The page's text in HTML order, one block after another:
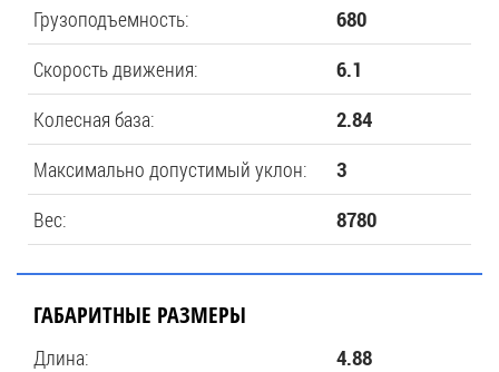
Грузоподъемность: 680
Скорость движения: 6.1
Колесная база: 2.84
Максимально допустимый уклон: 3
Вес: 8780
ГАБАРИТНЫЕ РАЗМЕРЫ
Длина: 4.88